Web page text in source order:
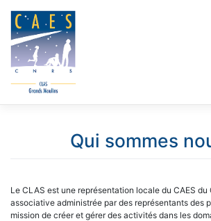
content
Qui sommes
Le CLAS est une représentation locale du CAES du
associative administrée par des représentants des
mission de créer et gérer des activités dans les